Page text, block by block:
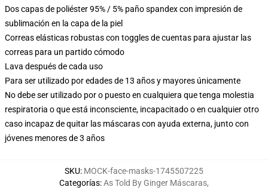
Dos capas de poliéster 95% / 5% paño spandex con impresión de
sublimación en la capa de la piel
Correas elásticas robustas con toggles de cuentas para ajustar las
correas para un partido cómodo
Lava después de cada uso
Para ser utilizado por edades de 13 años y mayores únicamente
No debe ser utilizado por o puesto en cualquiera que tenga molestia
respiratoria o que está inconsciente, incapacitado o en cualquier otro
caso incapaz de quitar las máscaras con ayuda externa, junto con
jóvenes menores de 3 años
SKU: MOCK-face-masks-1745507225
Categorías:As Told By Ginger Máscaras,